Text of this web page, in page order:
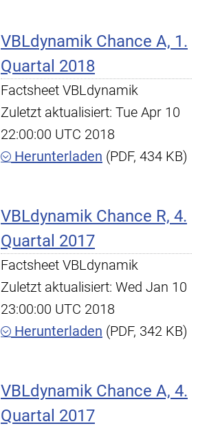
VBLdynamik Chance A, 1.
Quartal 2018
Factsheet VBLdynamik
Zuletzt aktualisiert: Tue Apr 10
22:00:00 UTC 2018
Herunterladen (PDF, 434 KB)
VBLdynamik Chance R, 4.
Quartal 2017
Factsheet VBLdynamik
Zuletzt aktualisiert: Wed Jan 10
23:00:00 UTC 2018
Herunterladen (PDF, 342 KB)
VBLdynamik Chance A, 4.
Quartal 2017